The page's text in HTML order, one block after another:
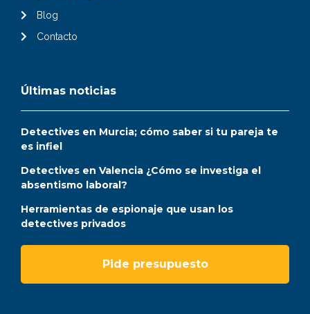
Blog
Contacto
Últimas noticias
Detectives en Murcia; cómo saber si tu pareja te
es infiel
Detectives en Valencia ¿Cómo se investiga el
absentismo laboral?
Herramientas de espionaje que usan los
detectives privados
Pide presupuesto